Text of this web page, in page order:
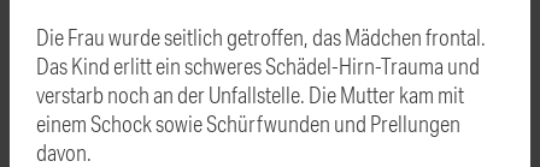
Die Frau wurde seitlich getroffen, das Mädchen frontal.
Das Kind erlitt ein schweres Schädel-Hirn-Trauma und
verstarb noch an der Unfallstelle. Die Mutter kam mit
einem Schock sowie Schürfwunden und Prellungen
davon.